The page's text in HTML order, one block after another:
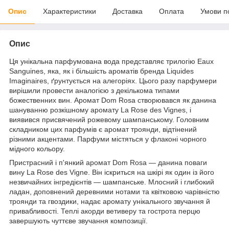
Опис Характеристики Доставка Оплата Умови
Опис
Ця унікальна парфумована вода представляє трилогію Eaux
Sanguines, яка, як і більшість ароматів бренда Liquides
Imaginaires, ґрунтується на алегоріях. Цього разу парфумери
вирішили провести аналогією з декількома типами
божественних вин. Аромат Dom Rosa створювався як данина
шануванню розкішному аромату La Rose des Vignes, і
виявився присвячений рожевому шампанському. Головним
складником цих парфумів є аромат троянди, відтінений
різними акцентами. Парфуми містяться у флаконі чорного
мідного кольору.
Пристрасний і п'янкий аромат Dom Rosa — данина поваги
вину La Rose des Vigne. Він іскриться на шкірі як один із його
незвичайних інгредієнтів — шампанське. Млосний і глибокий
ладан, доповнений деревними нотами та квітковою чарівністю
троянди та гвоздики, надає аромату унікального звучання й
привабливості. Теплі акорди ветиверу та гострота перцю
завершують чуттєве звучання композиції.